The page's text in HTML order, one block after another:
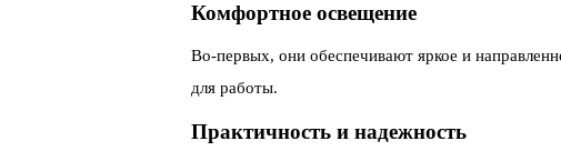
Комфортное освещение
Во-первых, они обеспечивают яркое и
для работы.
Практичность и надежность